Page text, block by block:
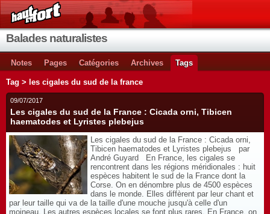
Balades naturalistes
Notes Pages Catégories Archives Tags
Tag > les cigales du sud de la france
09/07/2017
Les cigales du sud de la France : Cicada orni, Tibicen
haematodes et Lyristes plebejus
Les cigales du sud de la France : Cicada orni,
Tibicen haematodes et Lyristes plebejus par
André Guyard En France, les cigales se
rencontrent dans les régions méridionales : huit
espèces habitent le sud de la France dont la
Corse. On en dénombre plus de 4500 espèces
dans le monde. Elles diffèrent par leur chant et
par leur taille qui va de la taille d'une mouche jusqu'à celle d'un
moineau. Les autres espèces locales se font plus rares. En France, on